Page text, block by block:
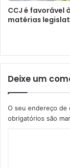
CCJ é favorável
matérias
Deixe um
O seu endereço de
obrigatórios são